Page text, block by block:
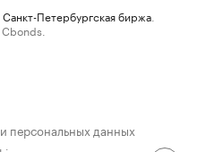
Санкт-Петербургская биржа
персональных данных